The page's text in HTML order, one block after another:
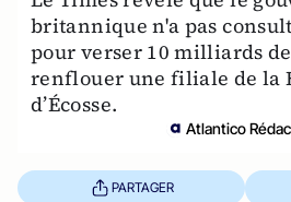
britannique n'a pas
pour verser 10 milliards
renflouer une filiale de la
d’Écosse.
Atlantico
PARTAGER